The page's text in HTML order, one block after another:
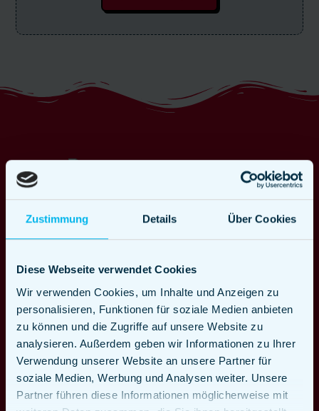
Zustimmung Details Über Cookies
Diese Webseite verwendet Cookies
Wir verwenden Cookies, um Inhalte und Anzeigen zu
personalisieren, Funktionen für soziale Medien anbieten
zu können und die Zugriffe auf unsere Website zu
analysieren. Außerdem geben wir Informationen zu Ihrer
Verwendung unserer Website an unsere Partner für
soziale Medien, Werbung und Analysen weiter. Unsere
Partner führen diese Informationen möglicherweise mit